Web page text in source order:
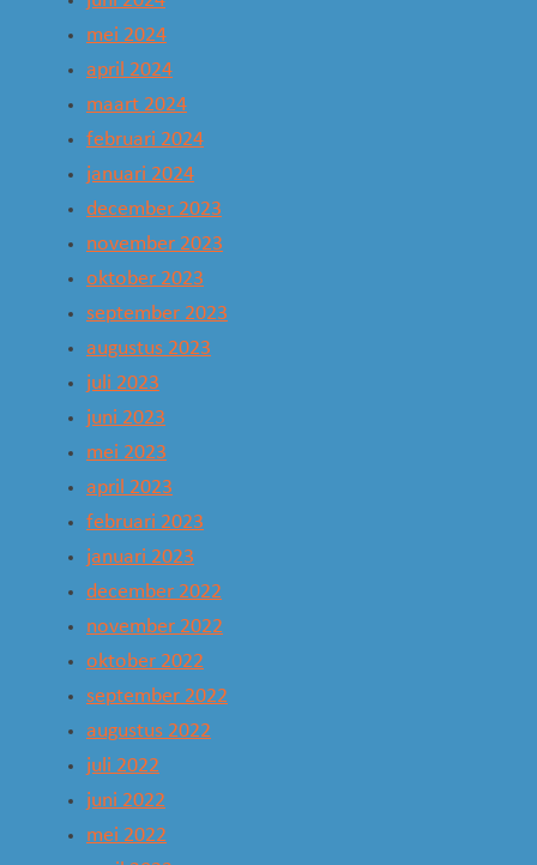
mei 2024
april 2024
maart 2024
februari 2024
januari 2024
december 2023
november 2023
oktober 2023
september 2023
augustus 2023
juli 2023
juni 2023
mei 2023
april 2023
februari 2023
januari 2023
december 2022
november 2022
oktober 2022
september 2022
augustus 2022
juli 2022
juni 2022
mei 2022